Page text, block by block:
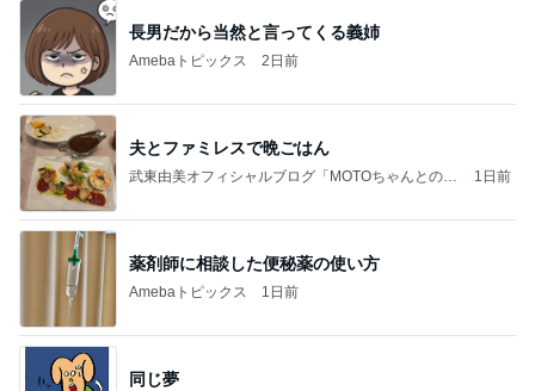
長男だから当然と言ってくる義姉
Amebaトピックス 2日前
夫とファミレスで晩ごはん
武東由美オフィシャルブログ「MOTOちゃんとのは
1日前
薬剤師に相談した便秘薬の使い方
Amebaトピックス 1日前
同じ夢